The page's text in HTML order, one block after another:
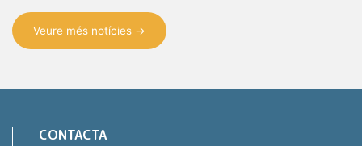
Veure més notícies →
CONTACTA